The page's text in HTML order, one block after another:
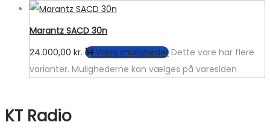
Marantz SACD 30n
24.000,00 kr. Vælg muligheder Dette vare har flere
varianter. Mulighederne kan vælges på varesiden
KT Radio